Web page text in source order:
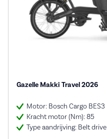
Gazelle Makki Travel 2026
Motor: Bosch Cargo BES3
Kracht motor (Nm): 85
Type aandrijving: Belt drive